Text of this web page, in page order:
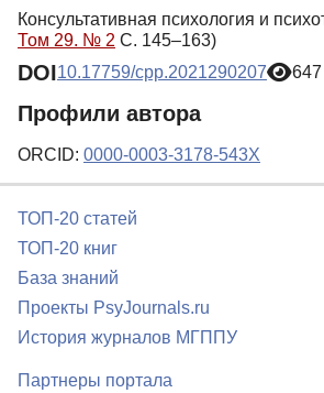
Консультативная психология и
Том 29. № 2 С. 145–163)
DOI10.17759/cpp.2021290207 647
Профили автора
ORCID: 0000-0003-3178-543X
ТОП-20 статей
ТОП-20 книг
База знаний
Проекты PsyJournals.ru
История журналов МГППУ
Партнеры портала